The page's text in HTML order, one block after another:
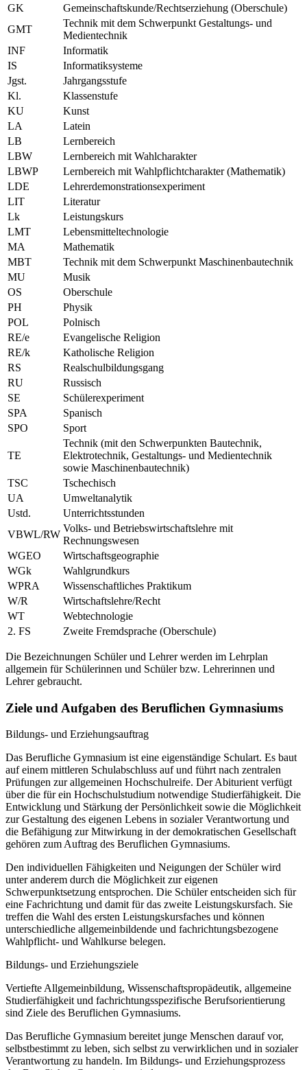
GK
Gemeinschaftskunde/Rechtserziehung (Oberschule)
GMT
Technik mit dem Schwerpunkt Gestaltungs- und
Medientechnik
INF
Informatik
IS
Informatiksysteme
Jgst.
Jahrgangsstufe
Kl.
Klassenstufe
KU
Kunst
LA
Latein
LB
Lernbereich
LBW
Lernbereich mit Wahlcharakter
LBWP
Lernbereich mit Wahlpflichtcharakter (Mathematik)
LDE
Lehrerdemonstrationsexperiment
LIT
Literatur
Lk
Leistungskurs
LMT
Lebensmitteltechnologie
MA
Mathematik
MBT
Technik mit dem Schwerpunkt Maschinenbautechnik
MU
Musik
OS
Oberschule
PH
Physik
POL
Polnisch
RE/e
Evangelische Religion
RE/k
Katholische Religion
RS
Realschulbildungsgang
RU
Russisch
SE
Schülerexperiment
SPA
Spanisch
SPO
Sport
TE
Technik (mit den Schwerpunkten Bautechnik,
Elektrotechnik, Gestaltungs- und Medientechnik
sowie Maschinenbautechnik)
TSC
Tschechisch
UA
Umweltanalytik
Ustd.
Unterrichtsstunden
VBWL/RW
Volks- und Betriebswirtschaftslehre mit
Rechnungswesen
WGEO
Wirtschaftsgeographie
WGk
Wahlgrundkurs
WPRA
Wissenschaftliches Praktikum
W/R
Wirtschaftslehre/Recht
WT
Webtechnologie
2. FS
Zweite Fremdsprache (Oberschule)
Die Bezeichnungen Schüler und Lehrer werden im Lehrplan
allgemein für Schülerinnen und Schüler bzw. Lehrerinnen und
Lehrer gebraucht.
Ziele und Aufgaben des Beruflichen Gymnasiums
Bildungs- und Erziehungsauftrag
Das Berufliche Gymnasium ist eine eigenständige Schulart. Es baut
auf einem mittleren Schulabschluss auf und führt nach zentralen
Prüfungen zur allgemeinen Hochschulreife. Der Abiturient verfügt
über die für ein Hochschulstudium notwendige Studierfähigkeit. Die
Entwicklung und Stärkung der Persönlichkeit sowie die Möglichkeit
zur Gestaltung des eigenen Lebens in sozialer Verantwortung und
die Befähigung zur Mitwirkung in der demokratischen Gesellschaft
gehören zum Auftrag des Beruflichen Gymnasiums.
Den individuellen Fähigkeiten und Neigungen der Schüler wird
unter anderem durch die Möglichkeit zur eigenen
Schwerpunktsetzung entsprochen. Die Schüler entscheiden sich für
eine Fachrichtung und damit für das zweite Leistungskursfach. Sie
treffen die Wahl des ersten Leistungskursfaches und können
unterschiedliche allgemeinbildende und fachrichtungsbezogene
Wahlpflicht- und Wahlkurse belegen.
Bildungs- und Erziehungsziele
Vertiefte Allgemeinbildung, Wissenschaftspropädeutik, allgemeine
Studierfähigkeit und fachrichtungsspezifische Berufsorientierung
sind Ziele des Beruflichen Gymnasiums.
Das Berufliche Gymnasium bereitet junge Menschen darauf vor,
selbstbestimmt zu leben, sich selbst zu verwirklichen und in sozialer
Verantwortung zu handeln. Im Bildungs- und Erziehungsprozess